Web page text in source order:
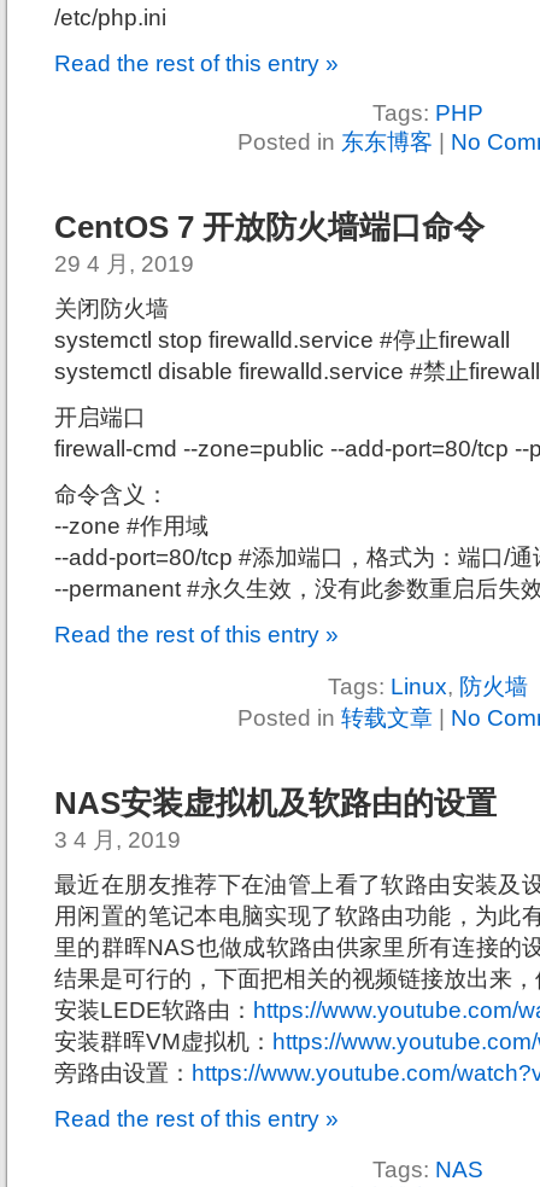
/etc/php.ini
Read the rest of this entry »
Tags: PHP
Posted in 东东博客 | No
CentOS 7 开放防火墙端口命令
29 4 月, 2019
关闭防火墙
systemctl stop firewalld.service #停止firewall
systemctl disable firewalld.service #禁止
开启端口
firewall-cmd --zone=public --add-port=80/tcp --
命令含义：
--zone #作用域
--add-port=80/tcp #添加端口，格式为：端口/通
--permanent #永久生效，没有此参数重启后失
Read the rest of this entry »
Tags: Linux, 防火墙
Posted in 转载文章| No
NAS安装虚拟机及软路由的设置
3 4 月, 2019
最近在朋友推荐下在油管上看了软路由安装及
用闲置的笔记本电脑实现了软路由功能，为此
里的群晖NAS也做成软路由供家里所有连接的
结果是可行的，下面把相关的视频链接放出来
安装LEDE软路由： https://www.youtube.com/
安装群晖VM虚拟机： https://
旁路由设置： https://www.youtube.com/
Read the rest of this entry »
Tags: NAS